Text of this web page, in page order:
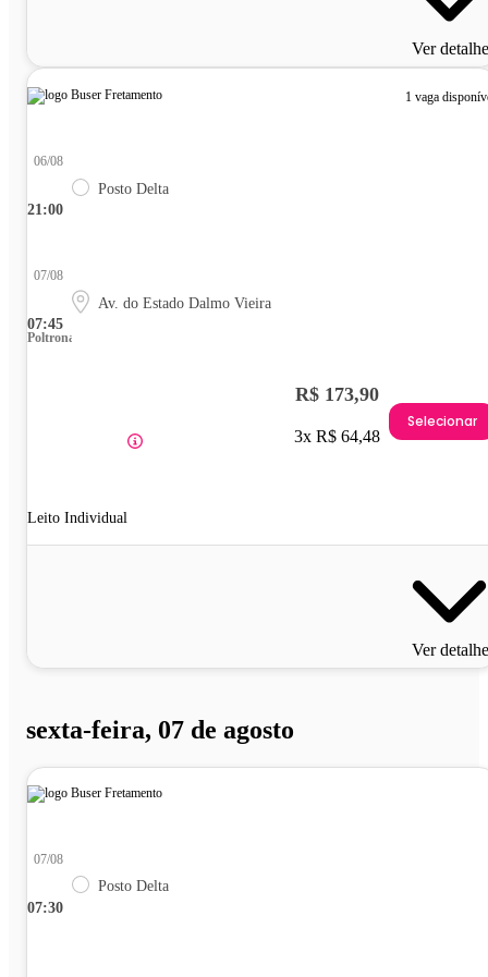
Ver
1 vaga
21:00
06/08
Posto Delta
07:45
07/08
Av. do Estado Dalmo Vieira
Poltrona
Leito Individual
R$ 173,90
3x R$ 64,48
Selecionar
Ver
sexta-feira, 07 de agosto
07:30
07/08
Posto Delta